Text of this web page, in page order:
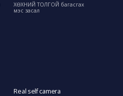
ХӨХНИЙ ТОЛГОЙ багасгах
мэс засал
Real self camera